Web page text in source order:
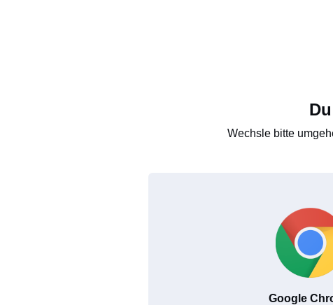
Wechsle bitte
Google